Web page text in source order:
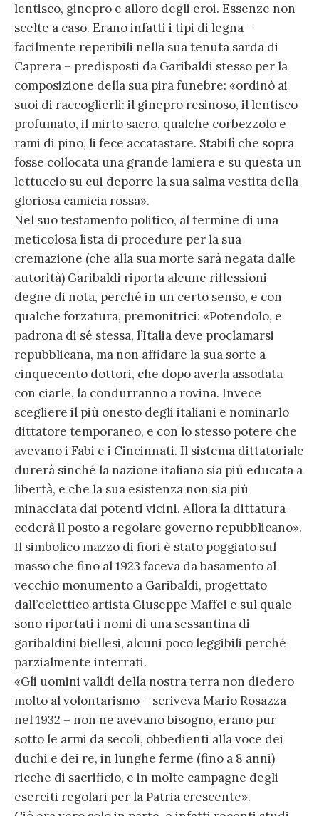
lentisco, ginepro e alloro degli eroi. Essenze non
scelte a caso. Erano infatti i tipi di legna –
facilmente reperibili nella sua tenuta sarda di
Caprera – predisposti da Garibaldi stesso per la
composizione della sua pira funebre: «ordinò ai
suoi di raccoglierli: il ginepro resinoso, il lentisco
profumato, il mirto sacro, qualche corbezzolo e
rami di pino, li fece accatastare. Stabilì che sopra
fosse collocata una grande lamiera e su questa un
lettuccio su cui deporre la sua salma vestita della
gloriosa camicia rossa».
Nel suo testamento politico, al termine di una
meticolosa lista di procedure per la sua
cremazione (che alla sua morte sarà negata dalle
autorità) Garibaldi riporta alcune riflessioni
degne di nota, perché in un certo senso, e con
qualche forzatura, premonitrici: «Potendolo, e
padrona di sé stessa, l’Italia deve proclamarsi
repubblicana, ma non affidare la sua sorte a
cinquecento dottori, che dopo averla assodata
con ciarle, la condurranno a rovina. Invece
scegliere il più onesto degli italiani e nominarlo
dittatore temporaneo, e con lo stesso potere che
avevano i Fabi e i Cincinnati. Il sistema dittatoriale
durerà sinché la nazione italiana sia più educata a
libertà, e che la sua esistenza non sia più
minacciata dai potenti vicini. Allora la dittatura
cederà il posto a regolare governo repubblicano».
Il simbolico mazzo di fiori è stato poggiato sul
masso che fino al 1923 faceva da basamento al
vecchio monumento a Garibaldi, progettato
dall’eclettico artista Giuseppe Maffei e sul quale
sono riportati i nomi di una sessantina di
garibaldini biellesi, alcuni poco leggibili perché
parzialmente interrati.
«Gli uomini validi della nostra terra non diedero
molto al volontarismo – scriveva Mario Rosazza
nel 1932 – non ne avevano bisogno, erano pur
sotto le armi da secoli, obbedienti alla voce dei
duchi e dei re, in lunghe ferme (fino a 8 anni)
ricche di sacrificio, e in molte campagne degli
eserciti regolari per la Patria crescente».